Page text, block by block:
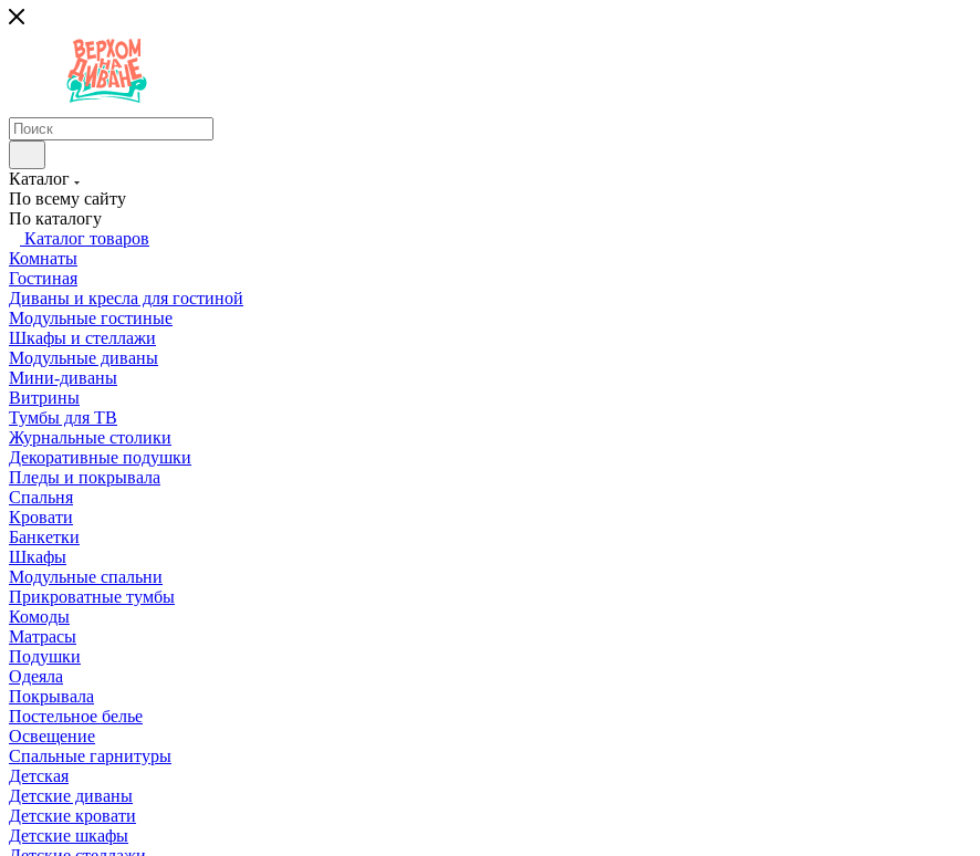
Каталог
По всему сайту
По каталогу
Каталог товаров
Комнаты
Гостиная
Диваны и кресла для гостиной
Модульные гостиные
Шкафы и стеллажи
Модульные диваны
Мини-диваны
Витрины
Тумбы для ТВ
Журнальные столики
Декоративные подушки
Пледы и покрывала
Спальня
Кровати
Банкетки
Шкафы
Модульные спальни
Прикроватные тумбы
Комоды
Матрасы
Подушки
Одеяла
Покрывала
Постельное белье
Освещение
Спальные гарнитуры
Детская
Детские диваны
Детские кровати
Детские шкафы